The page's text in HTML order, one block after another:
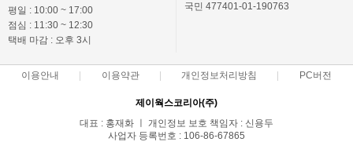
평일 : 10:00 ~ 17:00
점심 : 11:30 ~ 12:30
택배 마감 : 오후 3시
국민 477401-01-190763
이용안내 이용약관 개인정보처리방침 PC버전
제이웍스코리아(주)
대표 : 홍재화 ㅣ 개인정보 보호 책임자 : 신용두
사업자 등록번호 : 106-86-67865